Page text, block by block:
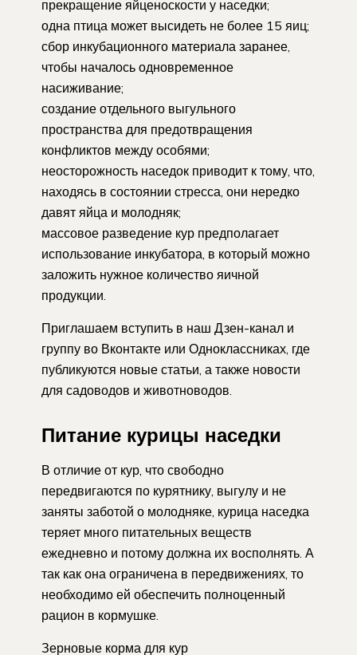
прекращение яйценоскости у наседки;
одна птица может высидеть не более 15 яиц;
сбор инкубационного материала заранее,
чтобы началось одновременное
насиживание;
создание отдельного выгульного
пространства для предотвращения
конфликтов между особями;
неосторожность наседок приводит к тому, что,
находясь в состоянии стресса, они нередко
давят яйца и молодняк;
массовое разведение кур предполагает
использование инкубатора, в который можно
заложить нужное количество яичной
продукции.
Приглашаем вступить в наш Дзен-канал и
группу во Вконтакте или Одноклассниках, где
публикуются новые статьи, а также новости
для садоводов и животноводов.
Питание курицы наседки
В отличие от кур, что свободно
передвигаются по курятнику, выгулу и не
заняты заботой о молодняке, курица наседка
теряет много питательных веществ
ежедневно и потому должна их восполнять. А
так как она ограничена в передвижениях, то
необходимо ей обеспечить полноценный
рацион в кормушке.
Зерновые корма для кур